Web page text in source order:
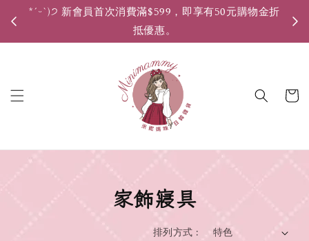
*ˊᵕˋ)੭ 新會員首次消費滿$599，即享有50元購物金折
抵優惠。
家飾寢具
排列方式 :